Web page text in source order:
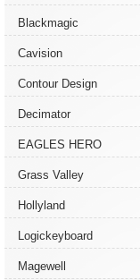
Blackmagic
Cavision
Contour Design
Decimator
EAGLES HERO
Grass Valley
Hollyland
Logickeyboard
Magewell